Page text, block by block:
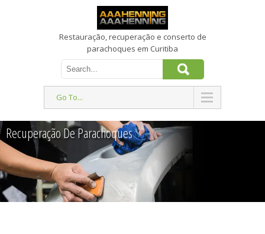
Restauração, recuperação e conserto de
parachoques em Curitiba
Go To...
Recuperação De Parachoques